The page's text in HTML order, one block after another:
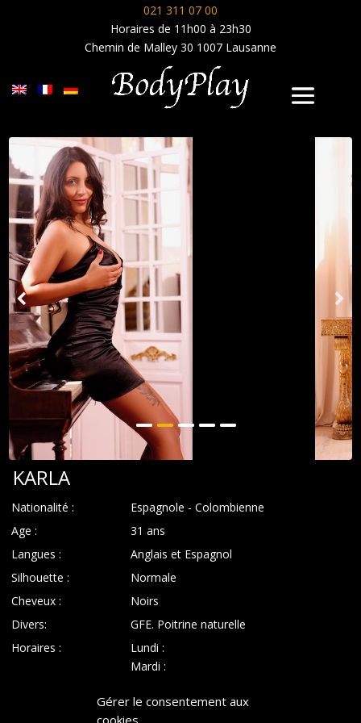
Gérer le consentement aux
cookies
021 311 07 00
Horaires de 11h00 à 23h30
Chemin de Malley 30 1007 Lausanne
KARLA
Nationalité :
Espagnole - Colombienne
Age :
31 ans
Langues :
Anglais et Espagnol
Silhouette :
Normale
Cheveux :
Noirs
Divers:
GFE. Poitrine naturelle
Horaires :
Lundi :
Mardi :
Jeudi :